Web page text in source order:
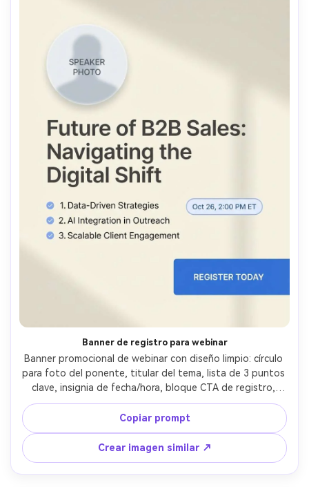
Banner de registro para webinar
Banner promocional de webinar con diseño limpio: círculo
para foto del ponente, titular del tema, lista de 3 puntos
clave, insignia de fecha/hora, bloque CTA de registro,
fondo claro con sombras suaves, estilo profesional B2B,
tipografía legible, acento de color mínimo, sin marca de
agua, lente 85mm, poca profundidad de campo --ar 4:5
Copiar prompt
Crear imagen similar ↗